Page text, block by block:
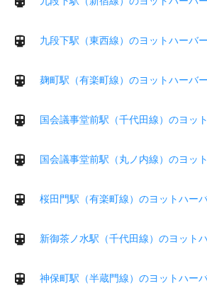
九段下駅（東西線）のヨットハーバー
麹町駅（有楽町線）のヨットハーバー
国会議事堂前駅（千代田線）のヨッ
国会議事堂前駅（丸ノ内線）のヨッ
桜田門駅（有楽町線）のヨットハー
新御茶ノ水駅（千代田線）のヨット
神保町駅（半蔵門線）のヨットハー